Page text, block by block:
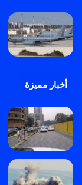
أخبار مميزة